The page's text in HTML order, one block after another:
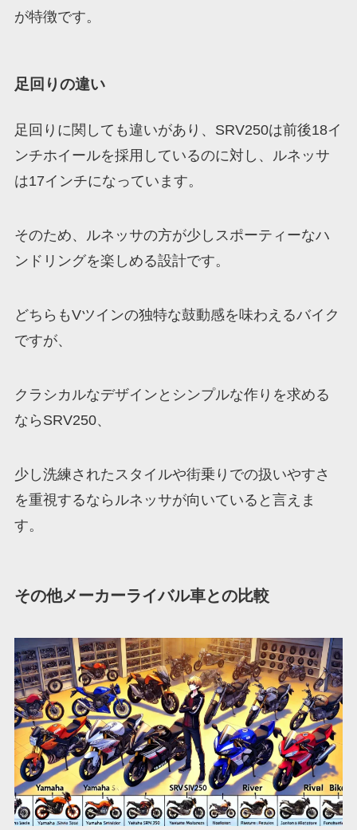
が特徴です。
足回りの違い
足回りに関しても違いがあり、SRV250は前後18イ
ンチホイールを採用しているのに対し、ルネッサ
は17インチになっています。
そのため、ルネッサの方が少しスポーティーなハ
ンドリングを楽しめる設計です。
どちらもVツインの独特な鼓動感を味わえるバイク
ですが、
クラシカルなデザインとシンプルな作りを求める
ならSRV250、
少し洗練されたスタイルや街乗りでの扱いやすさ
を重視するならルネッサが向いていると言えま
す。
その他メーカーライバル車との比較